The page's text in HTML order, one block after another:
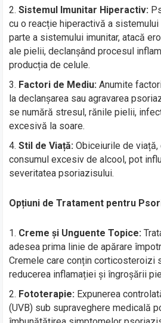
Sistemul Imunitar Hiperactiv:
cu o reacție hiperactivă a sistemului
parte a sistemului imunitar, atacă
ale pielii, declanșând procesul
producția de celule.
Factori de Mediu: Anumite
la declanșarea sau agravarea
se numără stresul, rănile pielii,
excesivă la soare.
Stil de Viață: Obiceiurile de
consumul excesiv de alcool, pot
severitatea psoriazisului.
Opțiuni de Tratament pentru
Creme și Unguente Topice:
adesea prima linie de apărare
Cremele care conțin corticosteroizi
reducerea inflamației și îngroșării
Fototerapie: Expunerea
(UVB) sub supraveghere medicală